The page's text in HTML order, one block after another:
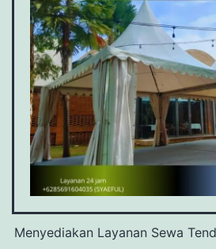
Menyediakan Layanan Sewa